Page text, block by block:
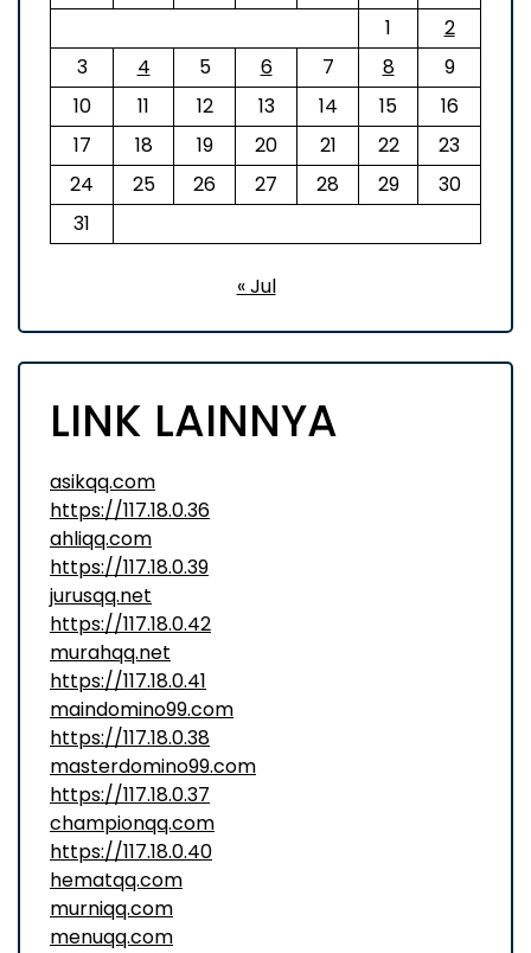
1
2
3
4 5 6 7 8
9
10
11 12 13 14 15
16
17
18 19 20 21 22
23
24
25 26 27 28 29
30
31
« Jul
LINK LAINNYA
asikqq.com
https://117.18.0.36
ahliqq.com
https://117.18.0.39
jurusqq.net
https://117.18.0.42
murahqq.net
https://117.18.0.41
maindomino99.com
https://117.18.0.38
masterdomino99.com
https://117.18.0.37
championqq.com
https://117.18.0.40
hematqq.com
murniqq.com
menuqq.com